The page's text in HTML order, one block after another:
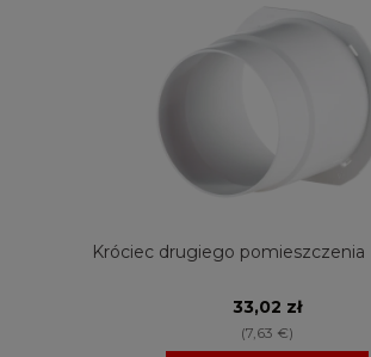
Króciec drugiego pomieszczenia
33,02 zł
(7,63 €)